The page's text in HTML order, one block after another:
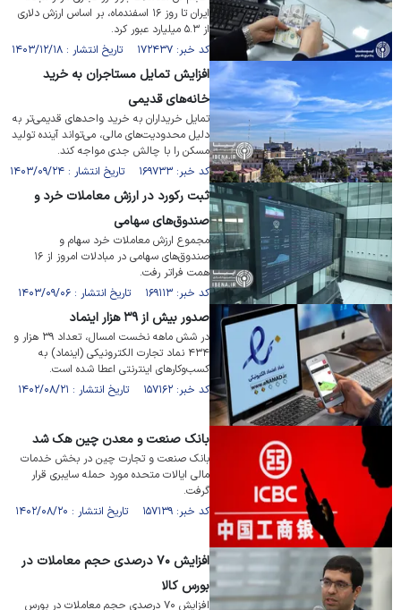
ایران تا روز ۱۶ اسفندماه، بر اساس ارزش دلاری
از ۵.۳ میلیارد عبور کرد.
کد خبر: ۱۷۲۴۳۷ تاریخ انتشار : ۱۴۰۳/۱۲/۱۸
افزایش تمایل مستاجران به خرید
خانه‌های قدیمی
تمایل خریداران به خرید واحد‌های قدیمی‌تر به
دلیل محدودیت‌های مالی، می‌تواند آینده تولید
مسکن را با چالش جدی مواجه کند.
کد خبر: ۱۶۹۷۳۳ تاریخ انتشار : ۱۴۰۳/۰۹/۲۴
ثبت رکورد در ارزش معاملات خرد و
صندوق‌های سهامی
مجموع ارزش معاملات خرد سهام و
صندوق‌های سهامی در مبادلات امروز از ۱۶
همت فراتر رفت.
کد خبر: ۱۶۹۱۱۳ تاریخ انتشار : ۱۴۰۳/۰۹/۰۶
صدور بیش از ۳۹ هزار اینماد
در شش ماهه نخست امسال، تعداد ۳۹ هزار و
۴۳۴ نماد تجارت الکترونیکی (اینماد) به
کسب‌وکار‌های اینترنتی اعطا شده است.
کد خبر: ۱۵۷۱۶۲ تاریخ انتشار : ۱۴۰۲/۰۸/۲۱
بانک صنعت و معدن چین هک شد
بانک صنعت و تجارت چین در بخش خدمات
مالی ایالات متحده مورد حمله سایبری قرار
گرفت.
کد خبر: ۱۵۷۱۳۹ تاریخ انتشار : ۱۴۰۲/۰۸/۲۰
افزایش ۷۰ درصدی حجم معاملات در
بورس کالا
افزایش ۷۰ درصدی حجم معاملات در بورس